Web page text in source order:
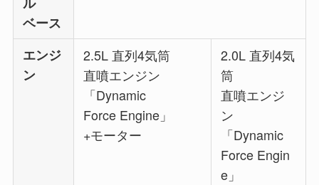
ベース
エンジ
ン
2.5L 直列4気筒
直噴エンジン
「Dynamic
Force Engine」
+モーター
2.0L 直列4気
筒
直噴エンジ
ン
「Dynamic
Force Engin
e」